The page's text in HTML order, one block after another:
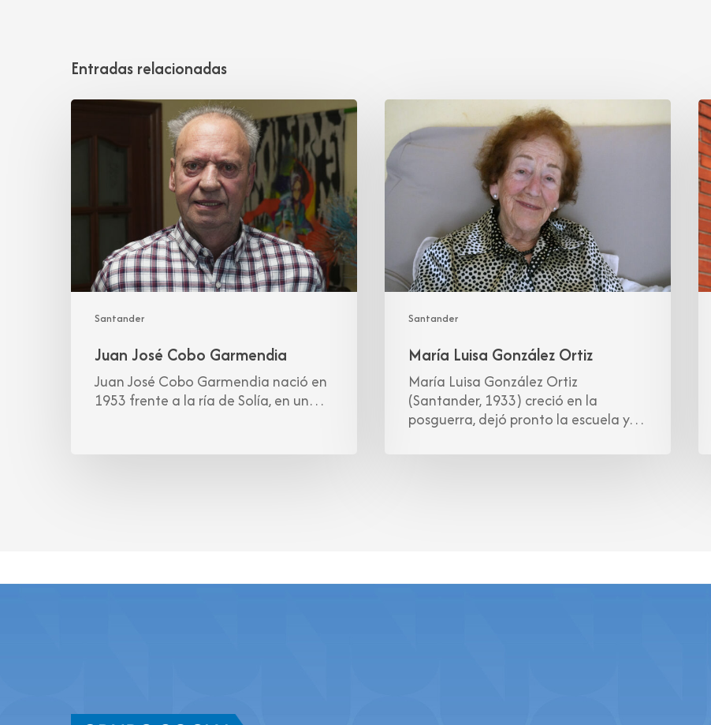
Entradas relacionadas
Santander
Juan
Cobo
Juan José Cobo Garmendia
Juan José Cobo Garmendia nació en
1953 frente a la ría de Solía, en un…
Santander
María
Luisa
González
Ortiz
María Luisa González Ortiz
María Luisa González Ortiz
(Santander, 1933) creció en la
posguerra, dejó pronto la escuela y…